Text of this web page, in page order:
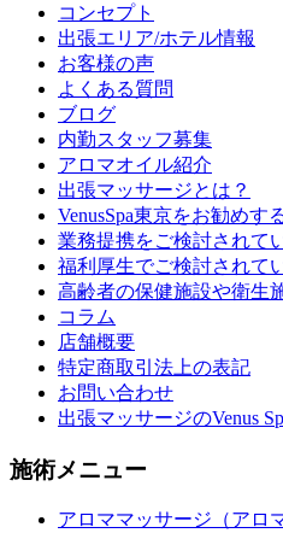
コンセプト
出張エリア/ホテル情報
お客様の声
よくある質問
ブログ
内勤スタッフ募集
アロマオイル紹介
出張マッサージとは？
VenusSpa東京をお勧めす
業務提携をご検討されて
福利厚生でご検討されて
高齢者の保健施設や衛生
コラム
店舗概要
特定商取引法上の表記
お問い合わせ
出張マッサージのVenus
施術メニュー
アロママッサージ（アロ